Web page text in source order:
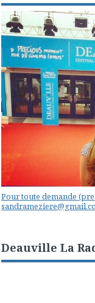
Pour toute demande
Deauville La